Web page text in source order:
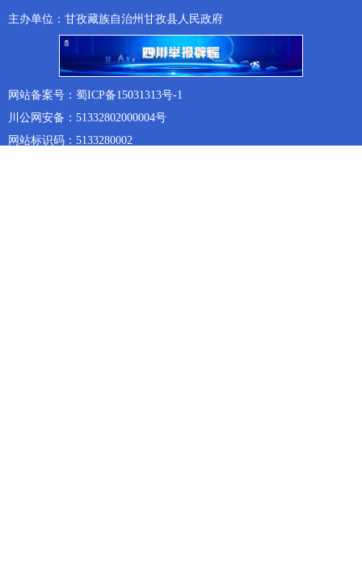
主办单位：甘孜藏族自治州甘孜县人民政府
网站备案号：蜀ICP备15031313号-1
川公网安备：51332802000004号
网站标识码：5133280002